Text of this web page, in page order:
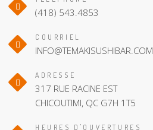
(418) 543.4853
COURRIEL
INFO@TEMAKISUSHIBAR.COM
ADRESSE
317 RUE RACINE EST
CHICOUTIMI, QC G7H 1T5
HEURES D'OUVERTURES